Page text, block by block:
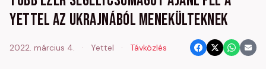
Yettel az Ukrajnából menekülteknek
2022. március 4. · Yettel · Távközlés